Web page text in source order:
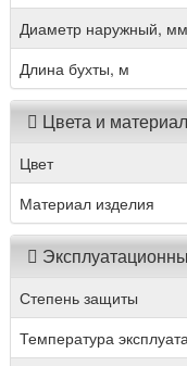
Диаметр наружный, мм
Длина бухты, м
Цвета и
Цвет
Материал изделия
Степень защиты
Температура